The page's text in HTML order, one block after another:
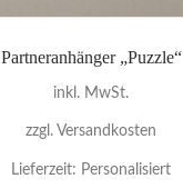
Partneranhänger „Puzzle“
inkl. MwSt.
zzgl. Versandkosten
Lieferzeit: Personalisiert